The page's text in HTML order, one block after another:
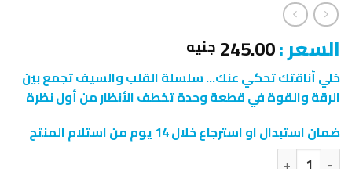
السعر :245.00 جنيه
خلي أناقتك تحكي عنك… سلسلة القلب والسيف تجمع بين
الرقة والقوة في قطعة وحدة تخطف الأنظار من أول نظرة
ضمان استبدال او استرجاع خلال 14 يوم من استلام المنتج
كمية سلسلة القلب و السيف